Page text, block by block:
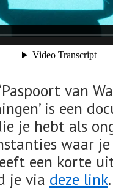
van
is een
je hebt als
waar
een korte
je via deze link.